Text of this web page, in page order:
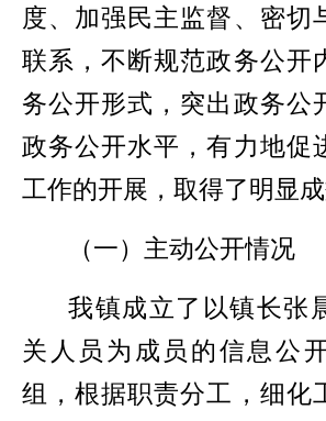
度、加强民主监督、密切
联系，不断规范政务公开
务公开形式，突出政务公
政务公开水平，有力地促
工作的开展，取得了明显成
（一）主动公开情况
我镇成立了以镇长张
关人员为成员的信息公
组，根据职责分工，细化